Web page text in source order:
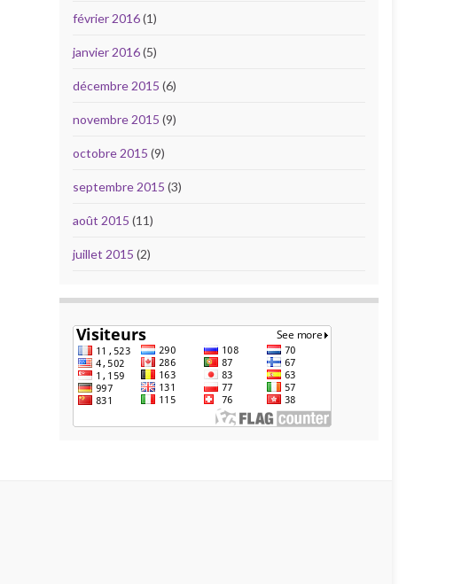
février 2016(1)
janvier 2016(5)
décembre 2015 (6)
novembre 2015 (9)
octobre 2015 (9)
septembre 2015 (3)
août 2015 (11)
juillet 2015 (2)